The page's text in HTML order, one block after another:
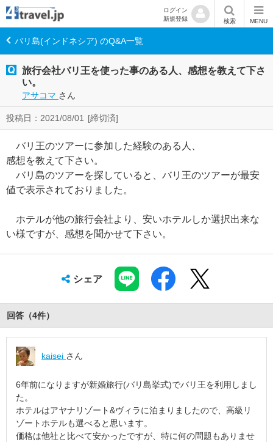
ログイン
新規登録
検索 MENU
バリ島(インドネシア) のQ&A一覧
旅行会社バリ王を使った事のある人、感想を教えて下さ
い。
アサコマ さん
投稿日：2021/08/01 [締切済]
バリ王のツアーに参加した経験のある人、
感想を教えて下さい。
バリ島のツアーを探していると、バリ王のツアーが最安
値で表示されておりました。
ホテルが他の旅行会社より、安いホテルしか選択出来な
い様ですが、感想を聞かせて下さい。
シェア
回答（4件）
kaisei さん
6年前になりますが新婚旅行(バリ島挙式)でバリ王を利用しまし
た。
ホテルはアヤナリゾート&ヴィラに泊まりましたので、高級リ
ゾートホテルも選べると思います。
価格は他社と比べて安かったですが、特に何の問題もありませ